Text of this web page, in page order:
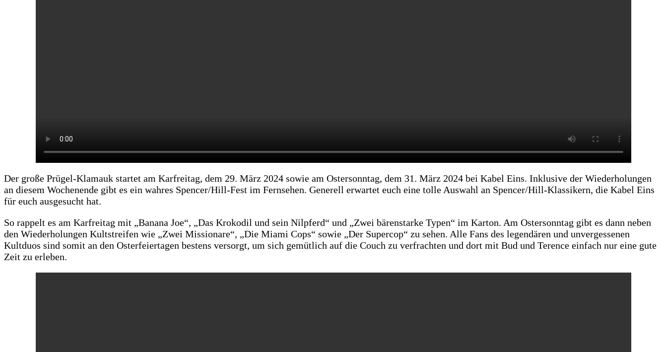
Der große Prügel-Klamauk startet am Karfreitag, dem 29. März 2024 sowie am Ostersonntag, dem 31. März 2024 bei Kabel Eins. Inklusive der Wiederholungen
an diesem Wochenende gibt es ein wahres Spencer/Hill-Fest im Fernsehen. Generell erwartet euch eine tolle Auswahl an Spencer/Hill-Klassikern, die Kabel Eins
für euch ausgesucht hat.
So rappelt es am Karfreitag mit „Banana Joe“, „Das Krokodil und sein Nilpferd“ und „Zwei bärenstarke Typen“ im Karton. Am Ostersonntag gibt es dann neben
den Wiederholungen Kultstreifen wie „Zwei Missionare“, „Die Miami Cops“ sowie „Der Supercop“ zu sehen. Alle Fans des legendären und unvergessenen
Kultduos sind somit an den Osterfeiertagen bestens versorgt, um sich gemütlich auf die Couch zu verfrachten und dort mit Bud und Terence einfach nur eine gute
Zeit zu erleben.